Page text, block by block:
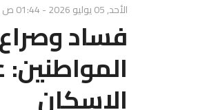
الأحد, 05 يوليو 2026 - 01:44 ص (بتوقيت مدينة عدن)
فساد
الإسكان